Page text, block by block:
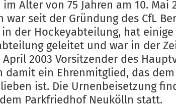
Alter von 75 Jahren am 10. Mai
war seit der Gründung des CfL
der Hockeyabteilung, hat einige
geleitet und war in der
April 2003 Vorsitzender des
damit ein Ehrenmitglied, das
ist. Die Urnenbeisetzung
Parkfriedhof Neukölln statt.